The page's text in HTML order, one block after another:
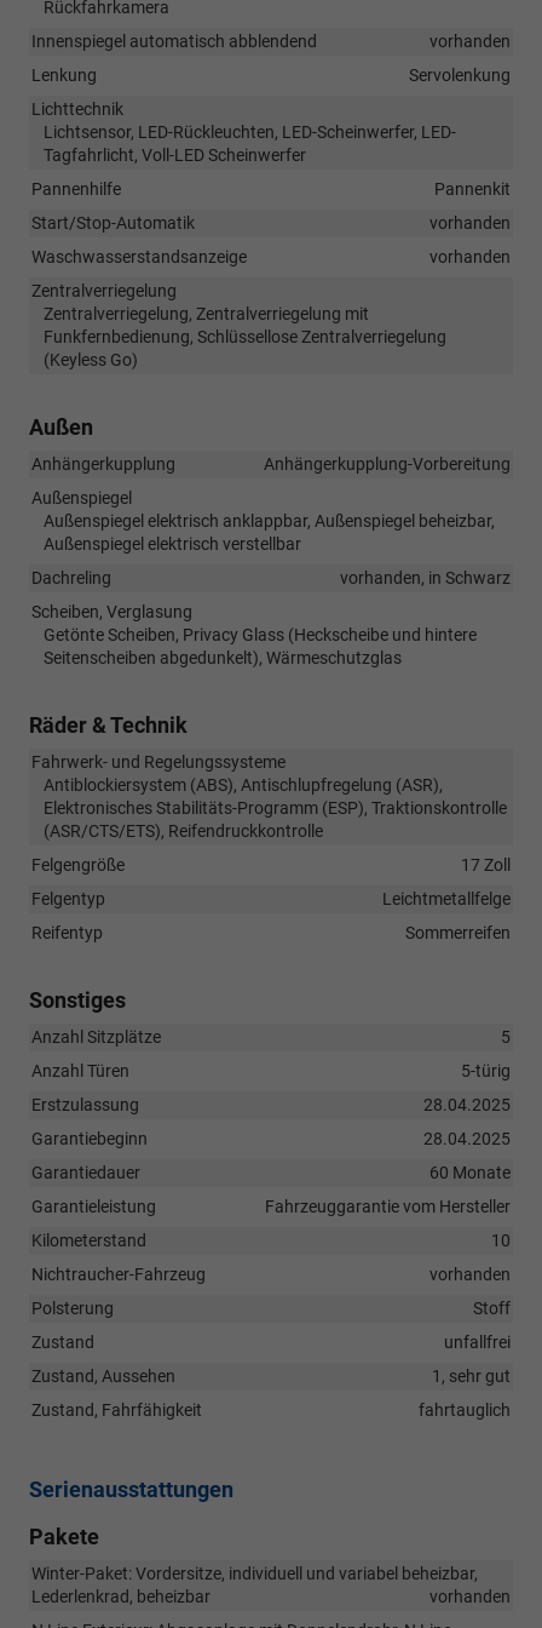
Rückfahrkamera
Innenspiegel automatisch abblendend
vorhanden
Lenkung
Servolenkung
Lichttechnik
Lichtsensor, LED-Rückleuchten, LED-Scheinwerfer, LED-
Tagfahrlicht, Voll-LED Scheinwerfer
Pannenhilfe
Pannenkit
Start/Stop-Automatik
vorhanden
Waschwasserstandsanzeige
vorhanden
Zentralverriegelung
Zentralverriegelung, Zentralverriegelung mit
Funkfernbedienung, Schlüssellose Zentralverriegelung
(Keyless Go)
Außen
Anhängerkupplung
Anhängerkupplung-Vorbereitung
Außenspiegel
Außenspiegel elektrisch anklappbar, Außenspiegel beheizbar,
Außenspiegel elektrisch verstellbar
Dachreling
vorhanden, in Schwarz
Scheiben, Verglasung
Getönte Scheiben, Privacy Glass (Heckscheibe und hintere
Seitenscheiben abgedunkelt), Wärmeschutzglas
Räder & Technik
Fahrwerk- und Regelungssysteme
Antiblockiersystem (ABS), Antischlupfregelung (ASR),
Elektronisches Stabilitäts-Programm (ESP), Traktionskontrolle
(ASR/CTS/ETS), Reifendruckkontrolle
Felgengröße
17 Zoll
Felgentyp
Leichtmetallfelge
Reifentyp
Sommerreifen
Sonstiges
Anzahl Sitzplätze
5
Anzahl Türen
5-türig
Erstzulassung
28.04.2025
Garantiebeginn
28.04.2025
Garantiedauer
60 Monate
Garantieleistung
Fahrzeuggarantie vom Hersteller
Kilometerstand
10
Nichtraucher-Fahrzeug
vorhanden
Polsterung
Stoff
Zustand
unfallfrei
Zustand, Aussehen
1, sehr gut
Zustand, Fahrfähigkeit
fahrtauglich
Serienausstattungen
Pakete
Winter-Paket: Vordersitze, individuell und variabel beheizbar,
Lederlenkrad, beheizbar
vorhanden